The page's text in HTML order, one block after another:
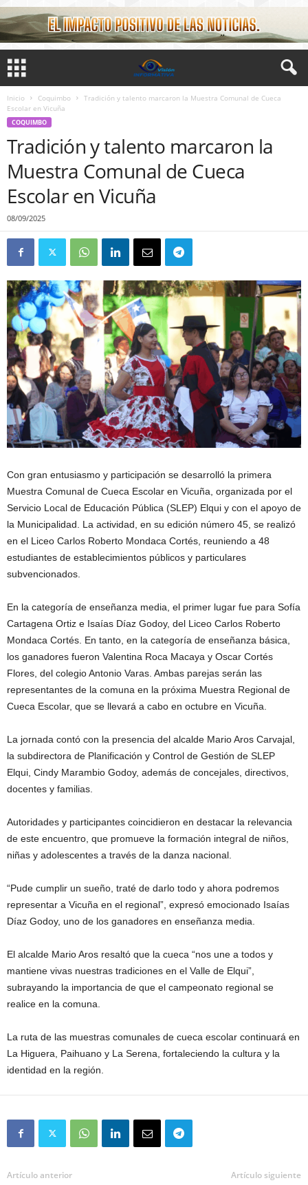
Inicio Coquimbo
Tradición y talento marcaron la Muestra Comunal de Cueca
Escolar en Vicuña
COQUIMBO
Tradición y talento marcaron la
Muestra Comunal de Cueca
Escolar en Vicuña
08/09/2025
Con gran entusiasmo y participación se desarrolló la primera
Muestra Comunal de Cueca Escolar en Vicuña, organizada por el
Servicio Local de Educación Pública (SLEP) Elqui y con el apoyo de
la Municipalidad. La actividad, en su edición número 45, se realizó
en el Liceo Carlos Roberto Mondaca Cortés, reuniendo a 48
estudiantes de establecimientos públicos y particulares
subvencionados.
En la categoría de enseñanza media, el primer lugar fue para Sofía
Cartagena Ortiz e Isaías Díaz Godoy, del Liceo Carlos Roberto
Mondaca Cortés. En tanto, en la categoría de enseñanza básica,
los ganadores fueron Valentina Roca Macaya y Oscar Cortés
Flores, del colegio Antonio Varas. Ambas parejas serán las
representantes de la comuna en la próxima Muestra Regional de
Cueca Escolar, que se llevará a cabo en octubre en Vicuña.
La jornada contó con la presencia del alcalde Mario Aros Carvajal,
la subdirectora de Planificación y Control de Gestión de SLEP
Elqui, Cindy Marambio Godoy, además de concejales, directivos,
docentes y familias.
Autoridades y participantes coincidieron en destacar la relevancia
de este encuentro, que promueve la formación integral de niños,
niñas y adolescentes a través de la danza nacional.
“Pude cumplir un sueño, traté de darlo todo y ahora podremos
representar a Vicuña en el regional”, expresó emocionado Isaías
Díaz Godoy, uno de los ganadores en enseñanza media.
El alcalde Mario Aros resaltó que la cueca “nos une a todos y
mantiene vivas nuestras tradiciones en el Valle de Elqui”,
subrayando la importancia de que el campeonato regional se
realice en la comuna.
La ruta de las muestras comunales de cueca escolar continuará en
La Higuera, Paihuano y La Serena, fortaleciendo la cultura y la
identidad en la región.
Artículo anterior Artículo siguiente